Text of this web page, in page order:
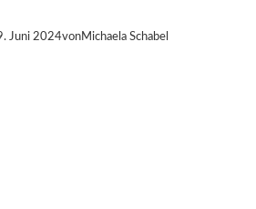
Juni 2024vonMichaela Schabel